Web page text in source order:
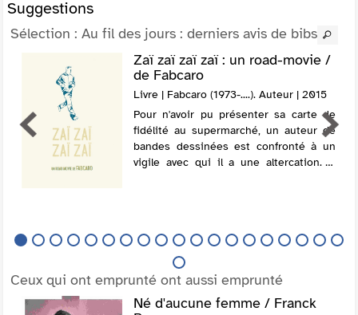
Suggestions
Sélection : Au fil des jours : derniers avis de bibs
Zaï zaï zaï zaï : un road-movie /
de Fabcaro
Livre | Fabcaro (1973-....). Auteur | 2015
Pour n'avoir pu présenter sa carte de
fidélité au supermarché, un auteur de
bandes dessinées est confronté à un
vigile avec qui il a une altercation. Il
Ceux qui ont emprunté ont aussi emprunté
Né d'aucune femme / Franck